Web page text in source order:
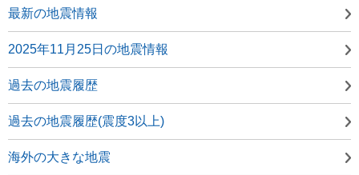
最新の地震情報
2025年11月25日の地震情報
過去の地震履歴
過去の地震履歴(震度3以上)
海外の大きな地震